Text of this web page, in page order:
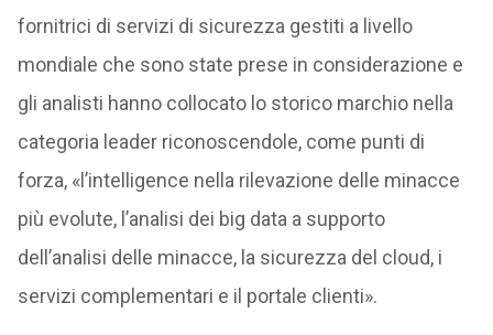
fornitrici di servizi di sicurezza gestiti a livello
mondiale che sono state prese in considerazione e
gli analisti hanno collocato lo storico marchio nella
categoria leader riconoscendole, come punti di
forza, «l’intelligence nella rilevazione delle minacce
più evolute, l’analisi dei big data a supporto
dell’analisi delle minacce, la sicurezza del cloud, i
servizi complementari e il portale clienti».